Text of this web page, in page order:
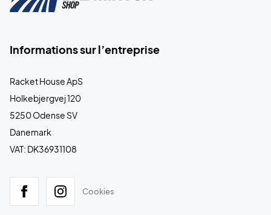
Informations sur l’entreprise
Racket House ApS
Holkebjergvej 120
5250 Odense SV
Danemark
VAT: DK36931108
Cookies